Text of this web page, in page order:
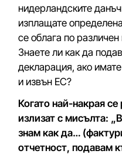
нидерландските
изплащате
се облага по
Знаете ли как да
декларация, ако
и извън ЕС?
Когато най-накрая
излизат с мисълта:
знам как да…
отчетност, подавам